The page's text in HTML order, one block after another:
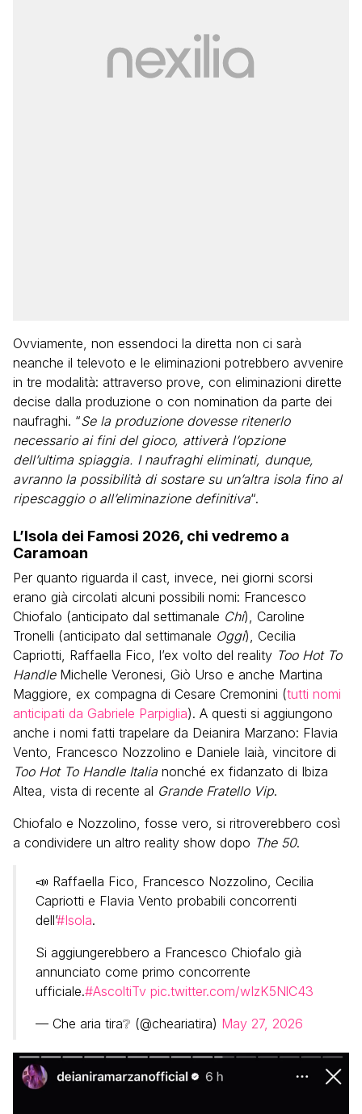
Ovviamente, non essendoci la diretta non ci sarà
neanche il televoto e le eliminazioni potrebbero avvenire
in tre modalità: attraverso prove, con eliminazioni dirette
decise dalla produzione o con nomination da parte dei
naufraghi. “Se la produzione dovesse ritenerlo
necessario ai fini del gioco, attiverà l’opzione
dell’ultima spiaggia. I naufraghi eliminati, dunque,
avranno la possibilità di sostare su un’altra isola fino al
ripescaggio o all’eliminazione definitiva“.
L’Isola dei Famosi 2026, chi vedremo a
Caramoan
Per quanto riguarda il cast, invece, nei giorni scorsi
erano già circolati alcuni possibili nomi: Francesco
Chiofalo (anticipato dal settimanale Chi), Caroline
Tronelli (anticipato dal settimanale Oggi), Cecilia
Capriotti, Raffaella Fico, l’ex volto del reality Too Hot To
HandleMichelle Veronesi, Giò Urso e anche Martina
Maggiore, ex compagna di Cesare Cremonini (tutti nomi
anticipati da Gabriele Parpiglia). A questi si aggiungono
anche i nomi fatti trapelare da Deianira Marzano: Flavia
Vento, Francesco Nozzolino e Daniele Iaià, vincitore di
Too Hot To Handle Italia nonché ex fidanzato di Ibiza
Altea, vista di recente al Grande Fratello Vip.
Chiofalo e Nozzolino, fosse vero, si ritroverebbero così
a condividere un altro reality show dopo The 50.
📣 Raffaella Fico, Francesco Nozzolino, Cecilia
Capriotti e Flavia Vento probabili concorrenti
dell’#Isola.
Si aggiungerebbero a Francesco Chiofalo già
annunciato come primo concorrente
ufficiale.#AscoltiTv pic.twitter.com/wIzK5NlC43
— Che aria tira❔ (@cheariatira) May 27, 2026